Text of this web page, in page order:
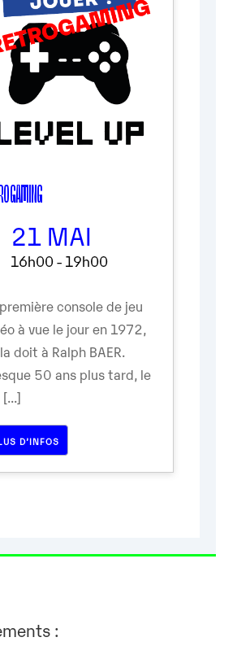
GAMING
21 MAI
16h00 - 19h00
console de jeu
à vue le jour en 1972,
doit à Ralph BAER.
50 ans plus tard, le
D’INFOS
: